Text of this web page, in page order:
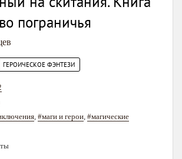
пограничья
ГЕРОИЧЕСКОЕ ФЭНТЕЗИ
, #маги и герои, #магические